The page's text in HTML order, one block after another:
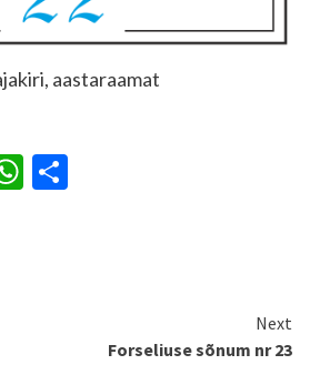
aastaraamat
WhatsApp
Next
Forseliuse sõnum nr 23